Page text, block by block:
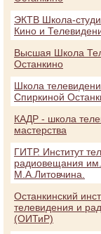
ЭКТВ Школа-
Кино и
Высшая Школа
Останкино
Школа
Спиркиной
КАДР - школа
мастерства
ГИТР. Институт
радиовещания им.
М.А.Литовчина.
Останкинский
телевидения и
(ОИТиР)